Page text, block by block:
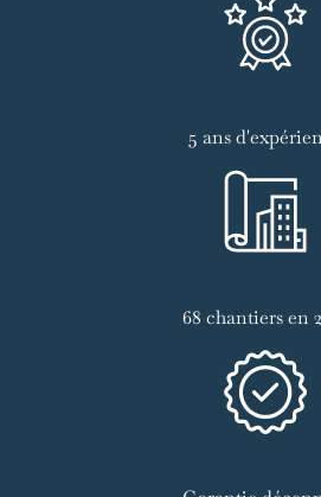
5 ans
68 chantiers en